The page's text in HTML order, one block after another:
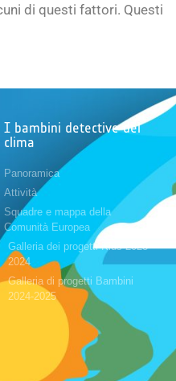
di questi fattori. Questi
I bambini detective del
clima
Panoramica
Attività
Squadre e mappa della
Comunità Europea
Galleria dei progetti Kids 2023-
2024
Galleria di progetti Bambini
2024-2025